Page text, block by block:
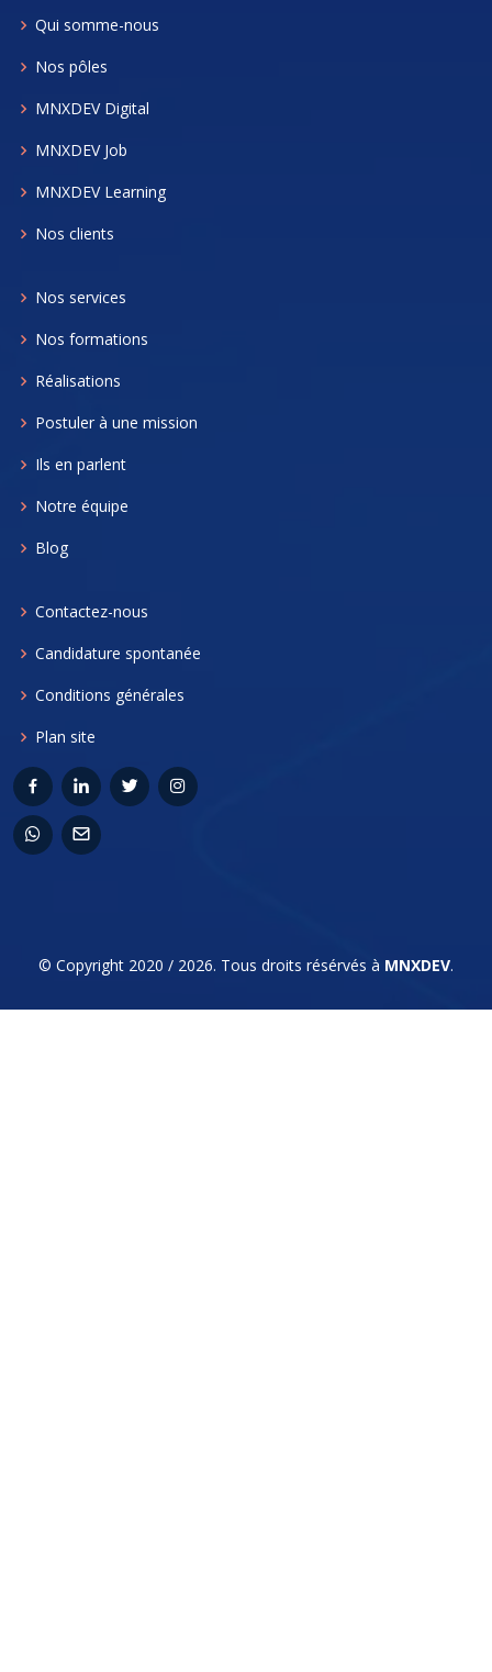
Qui somme-nous
Nos pôles
MNXDEV Digital
MNXDEV Job
MNXDEV Learning
Nos clients
Nos services
Nos formations
Réalisations
Postuler à une mission
Ils en parlent
Notre équipe
Blog
Contactez-nous
Candidature spontanée
Conditions générales
Plan site
© Copyright 2020 / 2026. Tous droits résérvés à MNXDEV.